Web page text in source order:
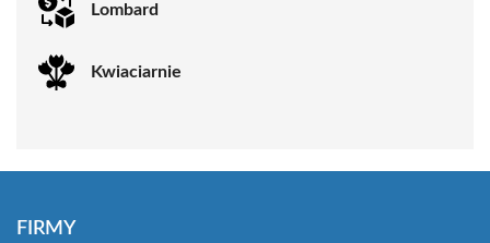
Lombard
Kwiaciarnie
FIRMY